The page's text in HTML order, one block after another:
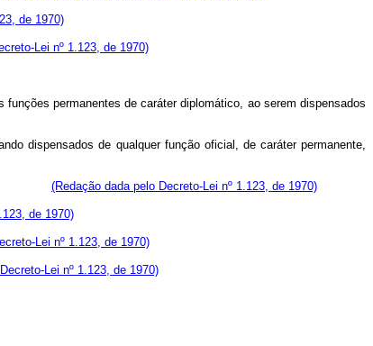
de 1970)
Lei nº 1.123, de 1970)
permanentes de caráter diplomático, ao serem dispensados
dispensados de qualquer função oficial, de caráter permanente,
parte; (Redação dada pelo Decreto-Lei nº 1.123, de 1970)
de 1970)
Lei nº 1.123, de 1970)
Lei nº 1.123, de 1970)